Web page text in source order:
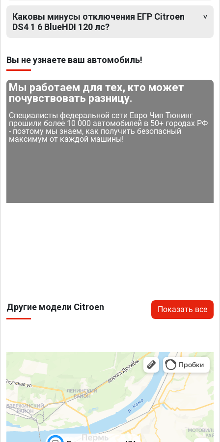
Каковы минусы отключения ЕГР Citroen
DS4 1 6 BlueHDI 120 лс?
Вы не узнаете ваш автомобиль!
Мы работаем для тех, кто может
почувствовать разницу.
Специалисты федеральной сети Евро Чип Тюнинг
прошили более 10 000 автомобилей в 50+ городах РФ
- поэтому мы знаем, как получить безопасный
максимум от каждой машины!
Другие модели Citroen Показать все